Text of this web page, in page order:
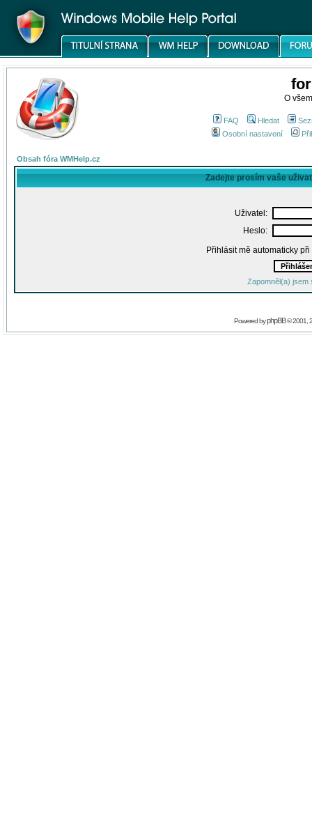
O
FAQ Hledat
Osobní nastavení
Obsah fóra WMHelp.cz
Zadejte prosím vaše
Uživatel:
Heslo:
Přihlásit mě automaticky
Zapomněl(a) jsem
Powered byphpBB© 2001,